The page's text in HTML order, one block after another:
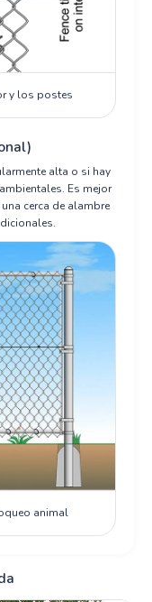
y los postes
alta o si hay
Es mejor
cerca de alambre
animal